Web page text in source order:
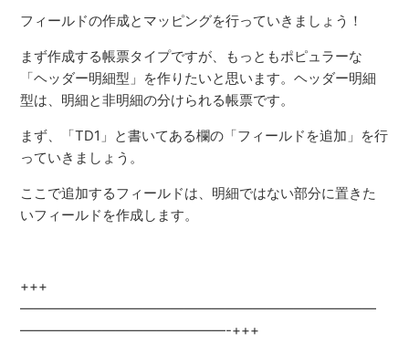
フィールドの作成とマッピングを行っていきましょう！
まず作成する帳票タイプですが、もっともポピュラーな
「ヘッダー明細型」を作りたいと思います。ヘッダー明細
型は、明細と非明細の分けられる帳票です。
まず、「TD1」と書いてある欄の「フィールドを追加」を行
っていきましょう。
ここで追加するフィールドは、明細ではない部分に置きた
いフィールドを作成します。
+++
——————————————————————————
———————————————-+++